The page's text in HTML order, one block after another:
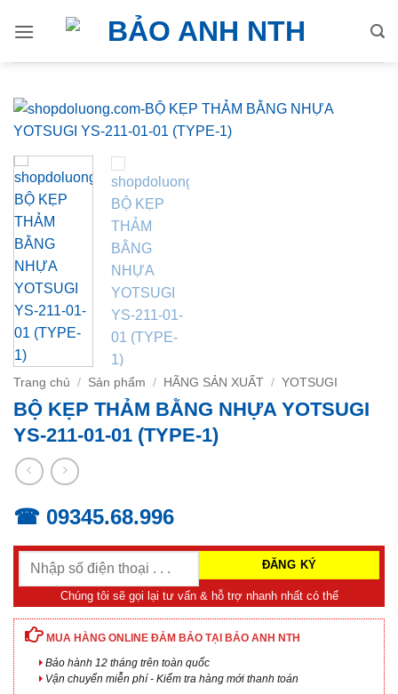
qua
Trang chủ / Sản phẩm / HÃNG SẢN XUẤT / YOTSUGI
BỘ KẸP THẢM BẰNG NHỰA YOTSUGI
YS-211-01-01 (TYPE-1)
☎ 09345.68.996
Chúng tôi sẽ gọi lại tư vấn & hỗ trợ nhanh nhất có thể
MUA HÀNG ONLINE ĐẢM BẢO TẠI BẢO ANH NTH
Bảo hành 12 tháng trên toàn quốc
Vận chuyển miễn phí - Kiểm tra hàng mới thanh toán